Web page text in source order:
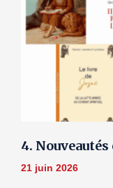
4.
21 juin 2026